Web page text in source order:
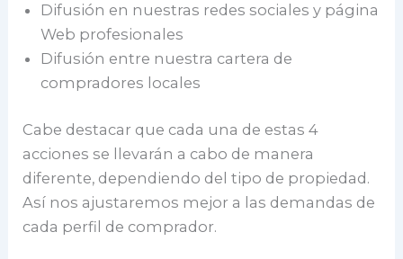
Difusión en nuestras redes sociales y página
Web profesionales
Difusión entre nuestra cartera de
compradores locales
Cabe destacar que cada una de estas 4
acciones se llevarán a cabo de manera
diferente, dependiendo del tipo de propiedad.
Así nos ajustaremos mejor a las demandas de
cada perfil de comprador.